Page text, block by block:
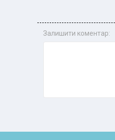
Залишити коментар: